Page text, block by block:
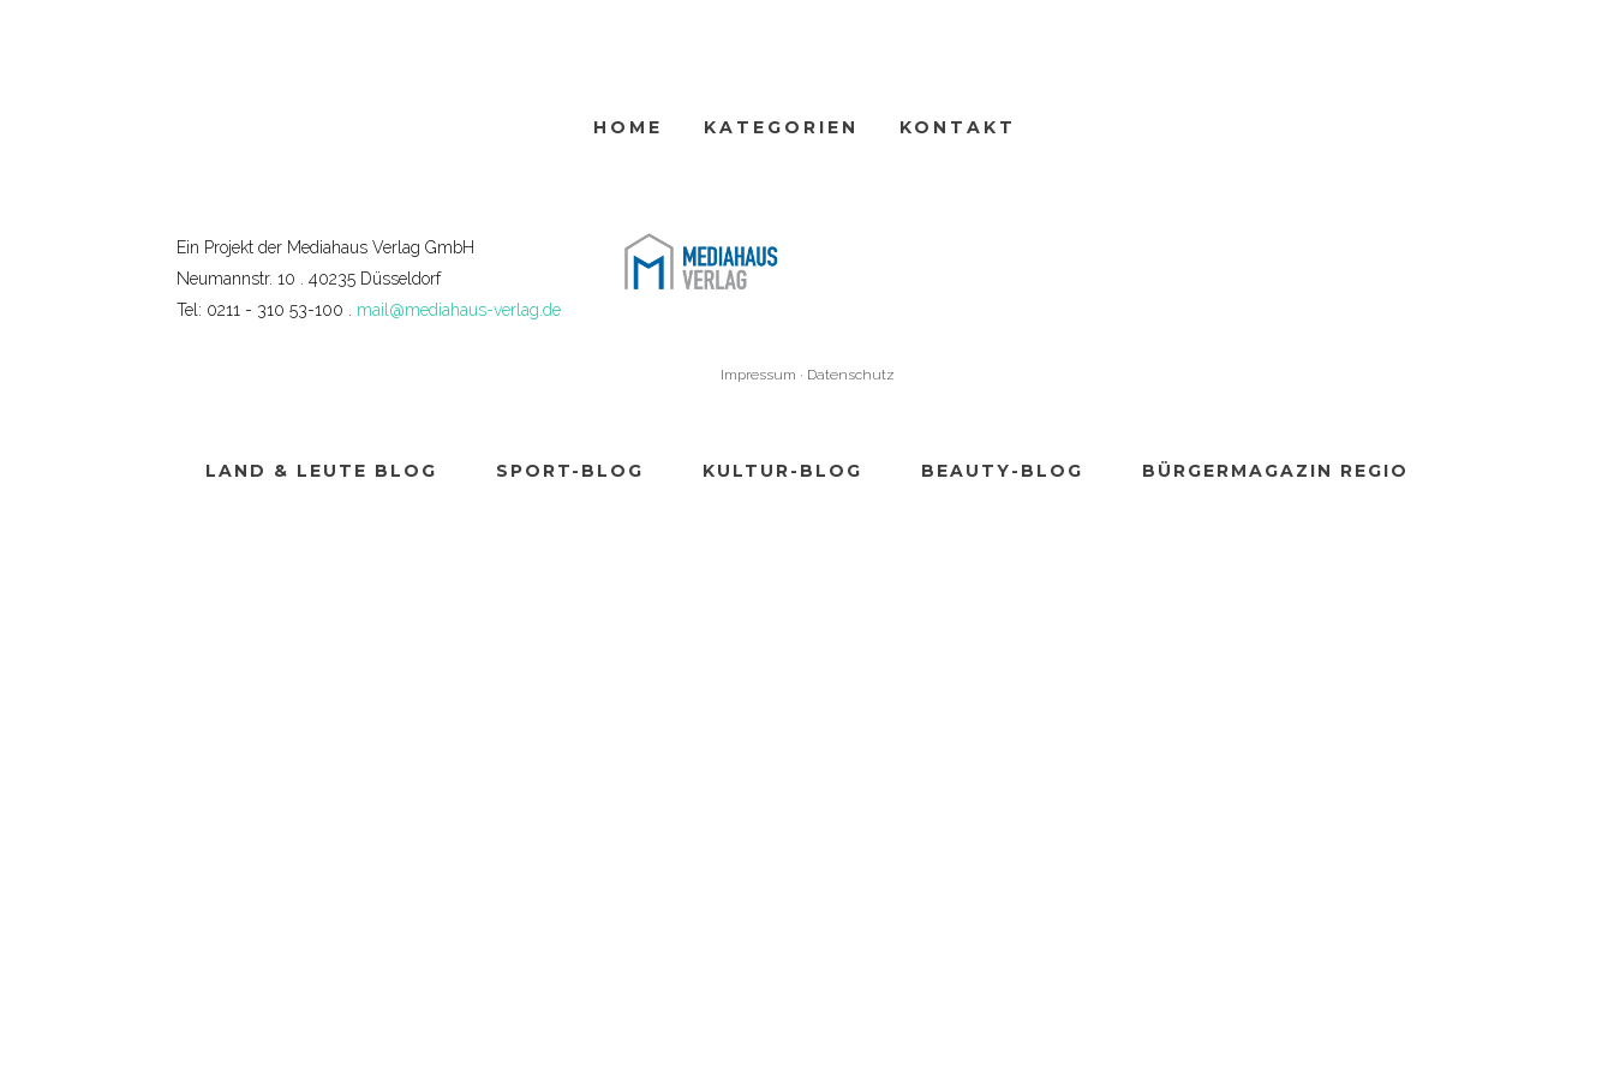
HOME KATEGORIEN KONTAKT
Ein Projekt der Mediahaus Verlag GmbH
Neumannstr. 10 . 40235 Düsseldorf
Tel: 0211 - 310 53-100 . mail@mediahaus-verlag.de
Impressum · Datenschutz
LAND & LEUTE BLOG SPORT-BLOG KULTUR-BLOG BEAUTY-BLOG BÜRGERMAGAZIN REGIO